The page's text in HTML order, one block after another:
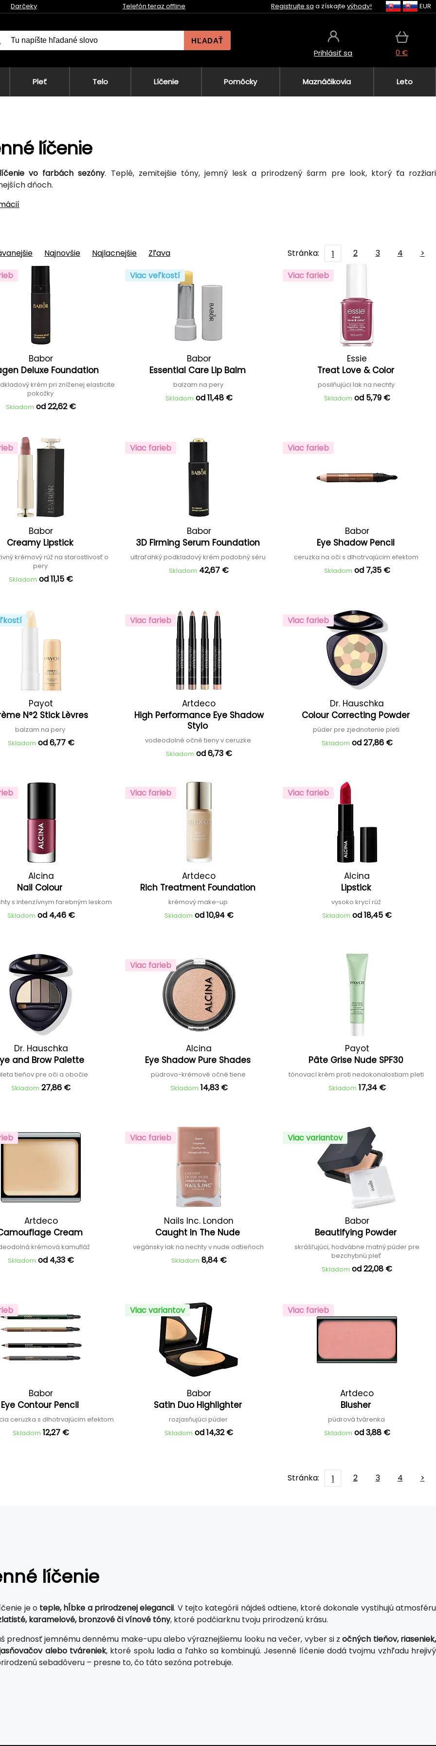
Darčeky Telefón teraz offline Registrujte sa a získajte výhody! EUR
HĽADAŤ
Prihlásiť sa 0 €
Pleť Telo Líčenie Pomôcky Maznáčikovia Leto
líčenie
vo farbách sezóny. Teplé, zemitejšie tóny, jemný lesk a prirodzený šarm pre look, ktorý ťa rozžiari
dňoch.
Najnovšie Najlacnejšie Zľava Stránka: 1 2 3 4
>
Babor
Deluxe Foundation
krém pri zníženej elasticite
pokožky
Skladom od 22,62 €
Viac veľkostí
Babor
Essential Care Lip Balm
balzam na pery
Skladom od 11,48 €
Viac farieb
Essie
Treat Love & Color
posilňujúci lak na nechty
Skladom od 5,79 €
Babor
Creamy Lipstick
krémový rúž na starostlivosť o
pery
Skladom od 11,15 €
Viac farieb
Babor
3D Firming Serum Foundation
ultraľahký podkladový krém podobný séru
Skladom 42,67 €
Viac farieb
Babor
Eye Shadow Pencil
ceruzka na oči s dlhotrvajúcim efektom
Skladom od 7,35 €
Payot
N°2 Stick Lèvres
balzam na pery
Skladom od 6,77 €
Viac farieb
Artdeco
High Performance Eye Shadow
Stylo
vodeodolné očné tieny v ceruzke
Skladom od 6,73 €
Viac farieb
Dr. Hauschka
Colour Correcting Powder
púder pre zjednotenie pleti
Skladom od 27,86 €
Alcina
Nail Colour
s intenzívnym farebným leskom
Skladom od 4,46 €
Viac farieb
Artdeco
Rich Treatment Foundation
krémový make-up
Skladom od 10,94 €
Viac farieb
Alcina
Lipstick
vysoko krycí rúž
Skladom od 18,45 €
Dr. Hauschka
and Brow Palette
tieňov pre oči a obočie
Skladom 27,86 €
Viac farieb
Alcina
Eye Shadow Pure Shades
púdrovo-krémové očné tiene
Skladom 14,83 €
Payot
Pâte Grise Nude SPF30
tónovací krém proti nedokonalostiam pleti
Skladom 17,34 €
Artdeco
Cream
krémová kamufláž
Skladom od 4,33 €
Viac farieb
Nails Inc. London
Caught In The Nude
vegánsky lak na nechty v nude odtieňoch
Skladom 8,84 €
Viac variantov
Babor
Beautifying Powder
skrášľujúci, hodvábne matný púder pre
bezchybnú pleť
Skladom od 22,08 €
Babor
Eye Contour Pencil
ceruzka s dlhotrvajúcim efektom
Skladom 12,27 €
Viac variantov
Babor
Satin Duo Highlighter
rozjasňujúci púder
Skladom od 14,32 €
Viac farieb
Artdeco
Blusher
púdrová tvárenka
Skladom od 3,88 €
Stránka: 1 2 3 4 >
líčenie
je o teple, hĺbke a prirodzenej elegancii. V tejto kategórii nájdeš odtiene, ktoré dokonale vystihujú atmosféru
karamelové, bronzové či vínové tóny, ktoré podčiarknu tvoju prirodzenú krásu.
prednosť jemnému dennému make-upu alebo výraznejšiemu looku na večer, vyber si zočných tieňov, riaseniek,
alebo tváreniek, ktoré spolu ladia a ľahko sa kombinujú. Jesenné líčenie dodá tvojmu vzhľadu hrejivý
sebadôveru – presne to, čo táto sezóna potrebuje.